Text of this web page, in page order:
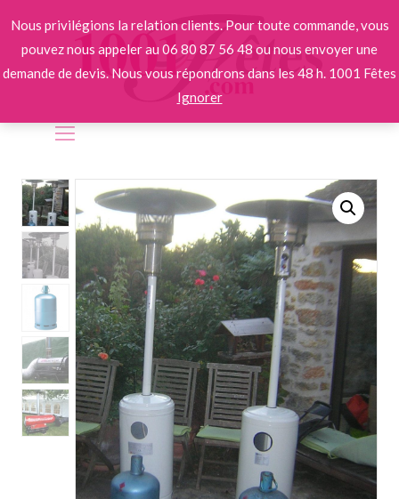
Nous privilégions la relation clients. Pour toute commande, vous
pouvez nous appeler au 06 80 87 56 48 ou nous envoyer une
demande de devis. Nous vous répondrons dans les 48 h. 1001 Fêtes
Ignorer